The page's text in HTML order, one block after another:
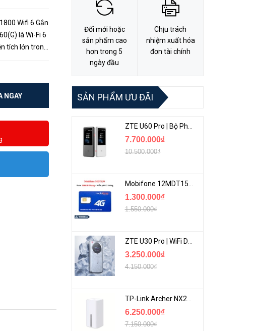
Wifi 6 Gắn
tích lớn trong
NGAY
Đổi mới hoặc
sản phẩm cao
hơn trong 5
ngày đầu
Chịu trách
nhiệm xuất hóa
đơn tài chính
SẢN PHẨM ƯU ĐÃI
ZTE U60 Pro | Bộ Phát 5G Cầm Tay Tích Hợp Công Nghệ WiFi 7, Pin 10000mAh
7.700.000₫
10.500.000₫
Mobifone 12MDT150 | Sim Chuyên 4G Mobifone Dung Lượng Cao 500GB/Tháng Gói 1 Năm
1.300.000₫
1.550.000₫
ZTE U30 Pro | WiFi Di Động 5G Tốc Độ Lên Đến 500Mbps, Màn Hình Cảm Ứng
3.250.000₫
4.150.000₫
TP-Link Archer NX200 | Bộ Phát WiFi Dùng Sim 5G Tốc Độ Cao Mới FullBox
6.250.000₫
7.150.000₫